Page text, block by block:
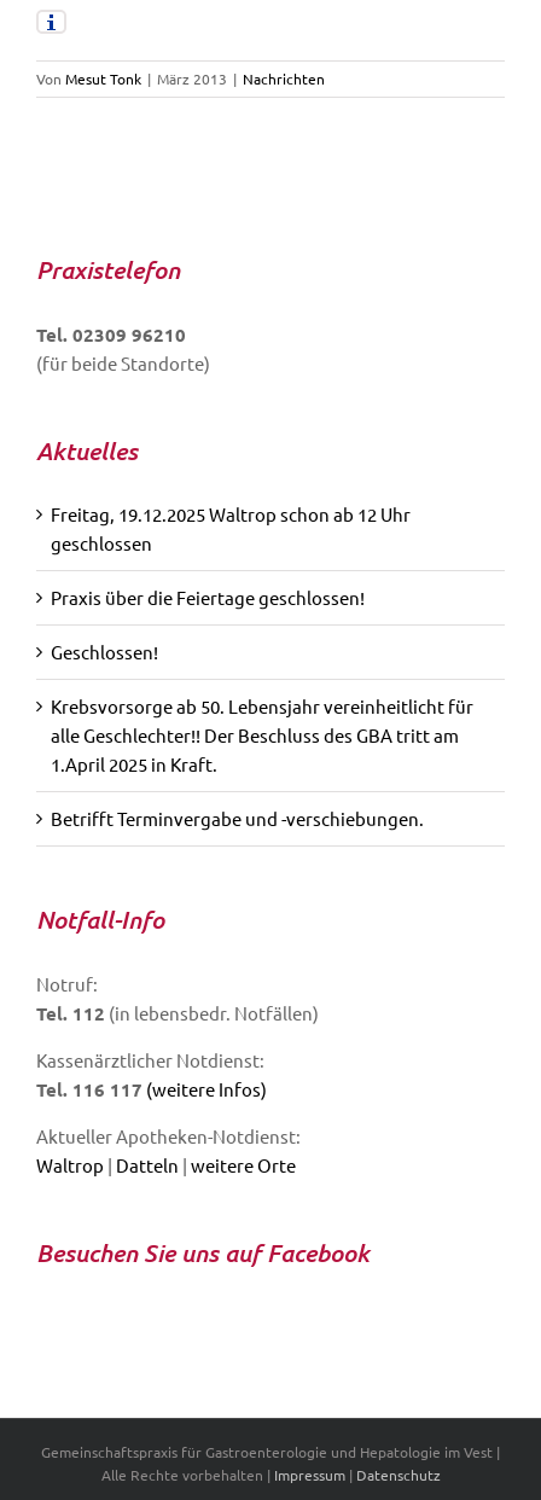
Von Mesut Tonk | März 2013 | Nachrichten
Praxistelefon
Tel. 02309 96210
(für beide Standorte)
Aktuelles
Freitag, 19.12.2025 Waltrop schon ab 12 Uhr
geschlossen
Praxis über die Feiertage geschlossen!
Geschlossen!
Krebsvorsorge ab 50. Lebensjahr vereinheitlicht für
alle Geschlechter!! Der Beschluss des GBA tritt am
1.April 2025 in Kraft.
Betrifft Terminvergabe und -verschiebungen.
Notfall-Info
Notruf:
Tel. 112 (in lebensbedr. Notfällen)
Kassenärztlicher Notdienst:
Tel. 116 117 (weitere Infos)
Aktueller Apotheken-Notdienst:
Waltrop | Datteln | weitere Orte
Besuchen Sie uns auf Facebook
Gemeinschaftspraxis für Gastroenterologie und Hepatologie im Vest |
Alle Rechte vorbehalten | Impressum| Datenschutz